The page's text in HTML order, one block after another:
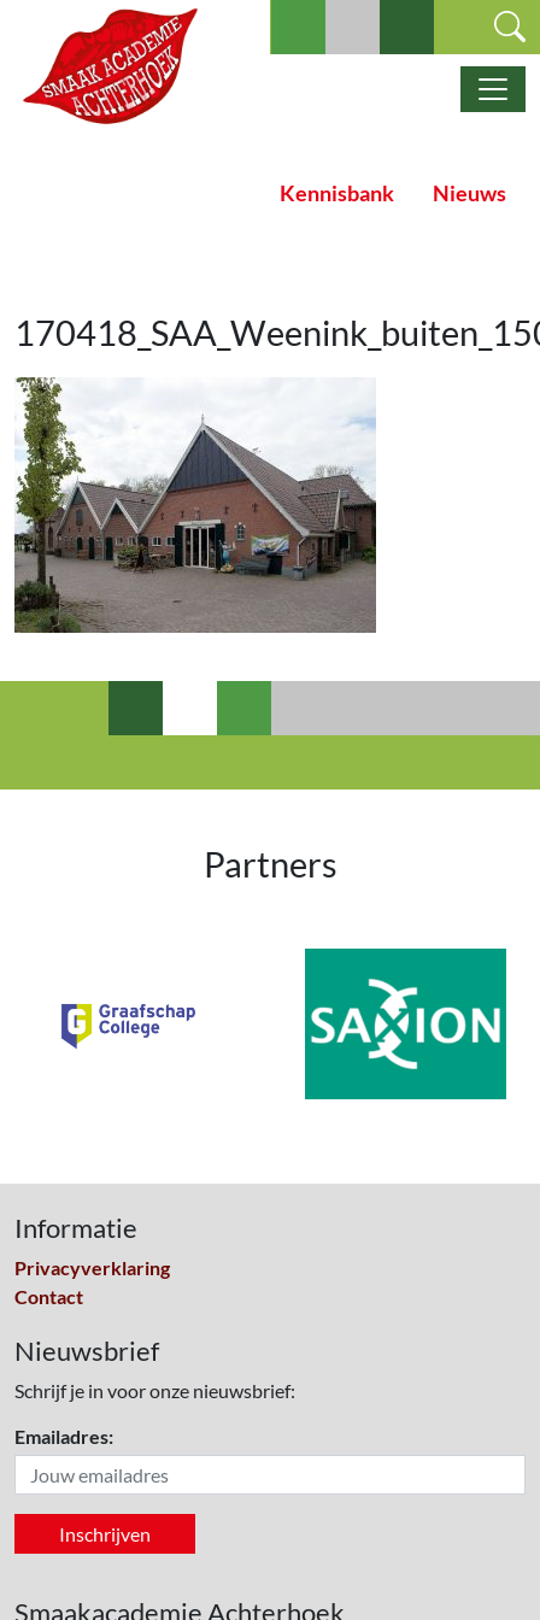
Ga naar de inhoud
Hoofdnavigatie
Kennisbank Nieuws
Partners
Informatie
Privacyverklaring
Contact
Nieuwsbrief
Schrijf je in voor onze nieuwsbrief:
Emailadres:
Smaakacademie Achterhoek